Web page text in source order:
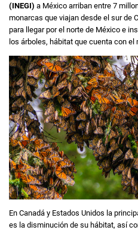
(INEGI) a México arriban entre 7
monarcas que viajan desde el sur de
para llegar por el norte de México e
los árboles, hábitat que cuenta con
En Canadá y Estados Unidos la
es la disminución de su hábitat, así